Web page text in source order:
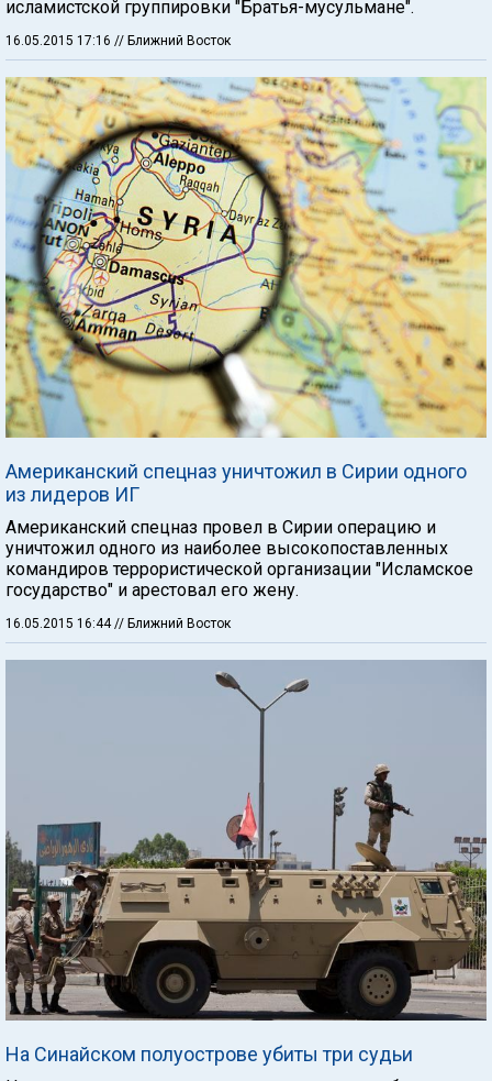
исламистской группировки "Братья-мусульмане".
16.05.2015 17:16 // Ближний Восток
Американский спецназ уничтожил в Сирии одного
из лидеров ИГ
Американский спецназ провел в Сирии операцию и
уничтожил одного из наиболее высокопоставленных
командиров террористической организации "Исламское
государство" и арестовал его жену.
16.05.2015 16:44// Ближний Восток
На Синайском полуострове убиты три судьи